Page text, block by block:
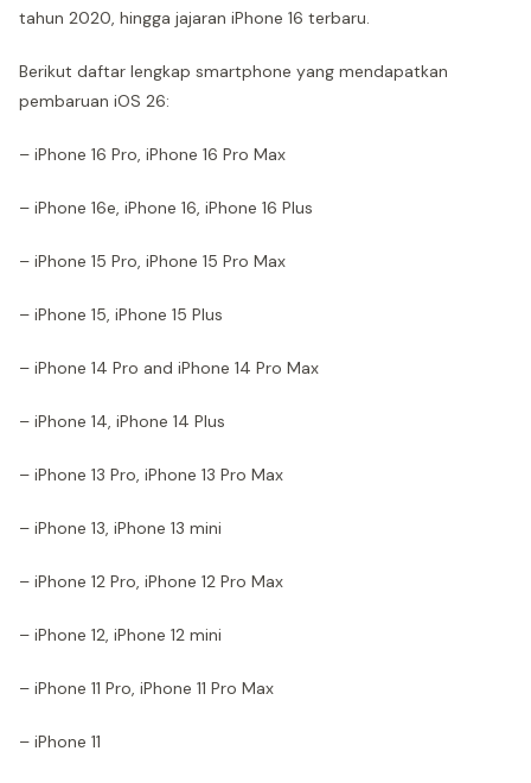
tahun 2020, hingga jajaran iPhone 16 terbaru.
Berikut daftar lengkap smartphone yang mendapatkan
pembaruan iOS 26:
– iPhone 16 Pro, iPhone 16 Pro Max
– iPhone 16e, iPhone 16, iPhone 16 Plus
– iPhone 15 Pro, iPhone 15 Pro Max
– iPhone 15, iPhone 15 Plus
– iPhone 14 Pro and iPhone 14 Pro Max
– iPhone 14, iPhone 14 Plus
– iPhone 13 Pro, iPhone 13 Pro Max
– iPhone 13, iPhone 13 mini
– iPhone 12 Pro, iPhone 12 Pro Max
– iPhone 12, iPhone 12 mini
– iPhone 11 Pro, iPhone 11 Pro Max
– iPhone 11